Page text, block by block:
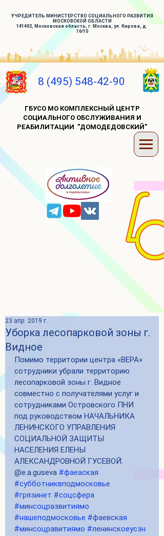
УЧРЕДИТЕЛЬ МИНИСТЕРСТВО СОЦИАЛЬНОГО РАЗВИТИЯ
МОСКОВСКОЙ ОБЛАСТИ
141402, Московская область, г. Москва, ул. Кирова, д.
16/10
8 (495) 548-42-90
ГБУСО МО КОМПЛЕКСНЫЙ ЦЕНТР
СОЦИАЛЬНОГО ОБСЛУЖИВАНИЯ И
РЕАБИЛИТАЦИИ "ДОМОДЕДОВСКИЙ"
Уборка лесопарковой зоны г.
Видное
23 апр. 2019 г.
Помимо территории центра «ВЕРА»
сотрудники убрали территорию
лесопарковой зоны г. Видное
совместно с получателями услуг и
сотрудниками Островского ПНИ
под руководством НАЧАЛЬНИКА
ЛЕНИНСКОГО УПРАВЛЕНИЯ
СОЦИАЛЬНОЙ ЗАЩИТЫ
НАСЕЛЕНИЯ ЕЛЕНЫ
АЛЕКСАНДРОВНОЙ ГУСЕВОЙ.
@e.a.guseva #фаеаская
#субботниквподмосковье
#грязинет #соцсфера
#минсоцразвитиямо
#нашеподмосковье #фаевская
#минсоцравитиямо #ленинскоеусзн